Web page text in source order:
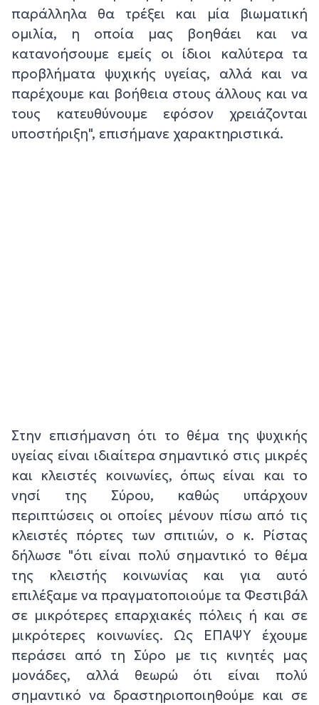
παράλληλα θα τρέξει και μία βιωματική
ομιλία, η οποία μας βοηθάει και να
κατανοήσουμε εμείς οι ίδιοι καλύτερα τα
προβλήματα ψυχικής υγείας, αλλά και να
παρέχουμε και βοήθεια στους άλλους και να
τους κατευθύνουμε εφόσον χρειάζονται
υποστήριξη", επισήμανε χαρακτηριστικά.
Στην επισήμανση ότι το θέμα της ψυχικής
υγείας είναι ιδιαίτερα σημαντικό στις μικρές
και κλειστές κοινωνίες, όπως είναι και το
νησί της Σύρου, καθώς υπάρχουν
περιπτώσεις οι οποίες μένουν πίσω από τις
κλειστές πόρτες των σπιτιών, ο κ. Ρίστας
δήλωσε "ότι είναι πολύ σημαντικό το θέμα
της κλειστής κοινωνίας και για αυτό
επιλέξαμε να πραγματοποιούμε τα Φεστιβάλ
σε μικρότερες επαρχιακές πόλεις ή και σε
μικρότερες κοινωνίες. Ως ΕΠΑΨΥ έχουμε
περάσει από τη Σύρο με τις κινητές μας
μονάδες, αλλά θεωρώ ότι είναι πολύ
σημαντικό να δραστηριοποιηθούμε και σε